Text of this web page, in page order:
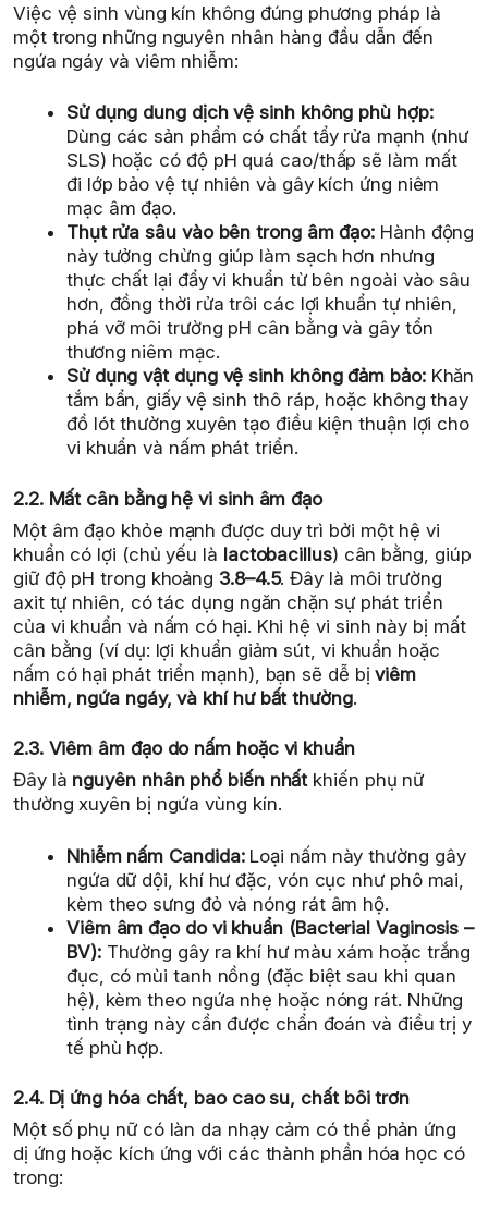
Việc vệ sinh vùng kín không đúng phương pháp là
một trong những nguyên nhân hàng đầu dẫn đến
ngứa ngáy và viêm nhiễm:
Sử dụng dung dịch vệ sinh không phù hợp:
Dùng các sản phẩm có chất tẩy rửa mạnh (như
SLS) hoặc có độ pH quá cao/thấp sẽ làm mất
đi lớp bảo vệ tự nhiên và gây kích ứng niêm
mạc âm đạo.
Thụt rửa sâu vào bên trong âm đạo: Hành động
này tưởng chừng giúp làm sạch hơn nhưng
thực chất lại đẩy vi khuẩn từ bên ngoài vào sâu
hơn, đồng thời rửa trôi các lợi khuẩn tự nhiên,
phá vỡ môi trường pH cân bằng và gây tổn
thương niêm mạc.
Sử dụng vật dụng vệ sinh không đảm bảo:Khăn
tắm bẩn, giấy vệ sinh thô ráp, hoặc không thay
đồ lót thường xuyên tạo điều kiện thuận lợi cho
vi khuẩn và nấm phát triển.
2.2. Mất cân bằng hệ vi sinh âm đạo
Một âm đạo khỏe mạnh được duy trì bởi một hệ vi
khuẩn có lợi (chủ yếu là lactobacillus) cân bằng, giúp
giữ độ pH trong khoảng 3.8–4.5. Đây là môi trường
axit tự nhiên, có tác dụng ngăn chặn sự phát triển
của vi khuẩn và nấm có hại. Khi hệ vi sinh này bị mất
cân bằng (ví dụ: lợi khuẩn giảm sút, vi khuẩn hoặc
nấm có hại phát triển mạnh), bạn sẽ dễ bịviêm
nhiễm, ngứa ngáy, và khí hư bất thường.
2.3. Viêm âm đạo do nấm hoặc vi khuẩn
Đây là nguyên nhân phổ biến nhấtkhiến phụ nữ
thường xuyên bị ngứa vùng kín.
Nhiễm nấm Candida:Loại nấm này thường gây
ngứa dữ dội, khí hư đặc, vón cục như phô mai,
kèm theo sưng đỏ và nóng rát âm hộ.
Viêm âm đạo do vi khuẩn (Bacterial Vaginosis –
BV):Thường gây ra khí hư màu xám hoặc trắng
đục, có mùi tanh nồng (đặc biệt sau khi quan
hệ), kèm theo ngứa nhẹ hoặc nóng rát. Những
tình trạng này cần được chẩn đoán và điều trị y
tế phù hợp.
2.4. Dị ứng hóa chất, bao cao su, chất bôi trơn
Một số phụ nữ có làn da nhạy cảm có thể phản ứng
dị ứng hoặc kích ứng với các thành phần hóa học có
trong: